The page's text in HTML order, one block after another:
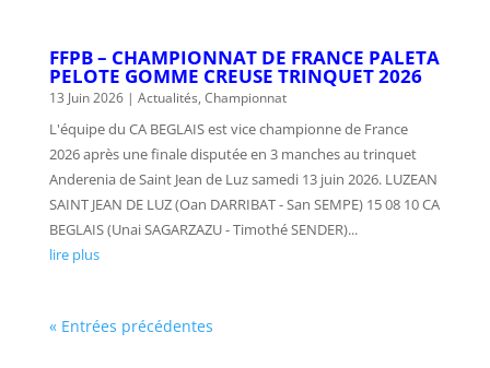
FFPB – CHAMPIONNAT DE FRANCE PALETA
PELOTE GOMME CREUSE TRINQUET 2026
13 Juin 2026| Actualités, Championnat
L'équipe du CA BEGLAIS est vice championne de France
2026 après une finale disputée en 3 manches au trinquet
Anderenia de Saint Jean de Luz samedi 13 juin 2026. LUZEAN
SAINT JEAN DE LUZ (Oan DARRIBAT - San SEMPE) 15 08 10 CA
BEGLAIS (Unai SAGARZAZU - Timothé SENDER)...
lire plus
« Entrées précédentes